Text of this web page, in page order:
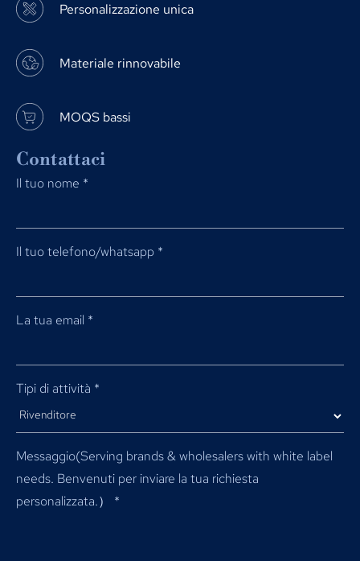
Personalizzazione unica
Materiale rinnovabile
MOQS bassi
Contattaci
Il tuo nome *
Il tuo telefono/whatsapp *
La tua email *
Tipi di attività *
Messaggio(Serving brands & wholesalers with white label
needs. Benvenuti per inviare la tua richiesta
personalizzata.）
*